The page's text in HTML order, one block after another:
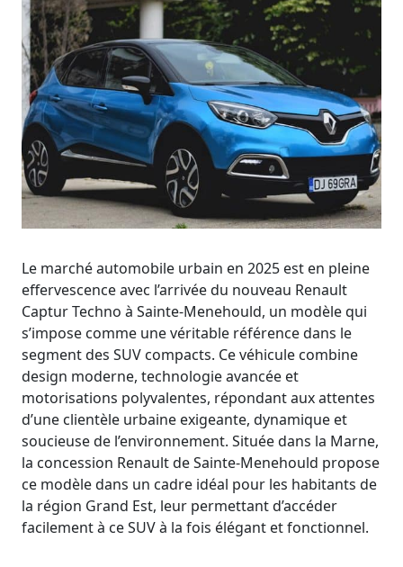
Le marché automobile urbain en 2025 est en pleine
effervescence avec l’arrivée du nouveau Renault
Captur Techno à Sainte-Menehould, un modèle qui
s’impose comme une véritable référence dans le
segment des SUV compacts. Ce véhicule combine
design moderne, technologie avancée et
motorisations polyvalentes, répondant aux attentes
d’une clientèle urbaine exigeante, dynamique et
soucieuse de l’environnement. Située dans la Marne,
la concession Renault de Sainte-Menehould propose
ce modèle dans un cadre idéal pour les habitants de
la région Grand Est, leur permettant d’accéder
facilement à ce SUV à la fois élégant et fonctionnel.